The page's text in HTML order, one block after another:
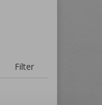
Filter